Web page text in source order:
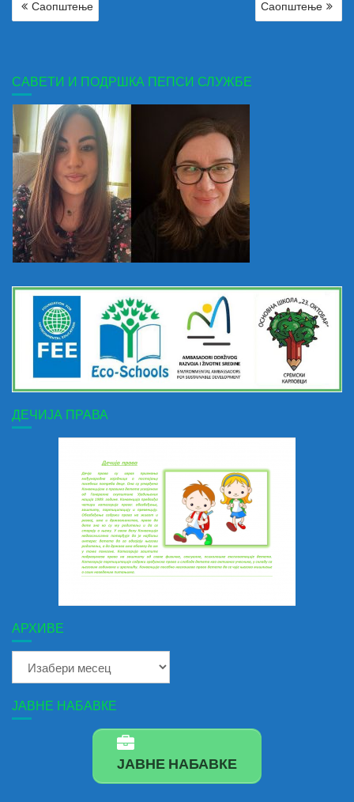
ЧЛАНКА
Саопштење Саопштење
САВЕТИ И ПОДРШКА ПЕПСИ СЛУЖБЕ
ДЕЧИЈА ПРАВА
АРХИВЕ
ЈАВНЕ НАБАВКЕ
ЈАВНЕ НАБАВКЕ